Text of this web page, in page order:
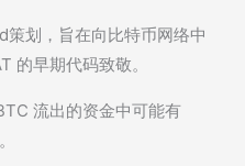
划，旨在向比特币网络中
的早期代码致敬。
流出的资金中可能有